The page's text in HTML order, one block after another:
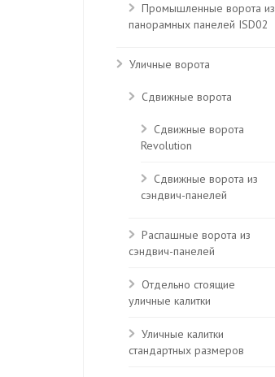
Промышленные ворота из
панорамных панелей ISD02
Уличные ворота
Сдвижные ворота
Сдвижные ворота
Revolution
Сдвижные ворота из
сэндвич-панелей
Распашные ворота из
сэндвич-панелей
Отдельно стоящие
уличные калитки
Уличные калитки
стандартных размеров